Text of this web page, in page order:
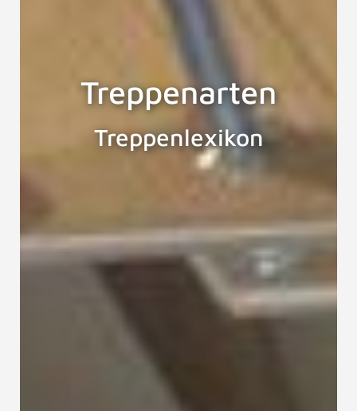
Treppenarten
Treppenlexikon